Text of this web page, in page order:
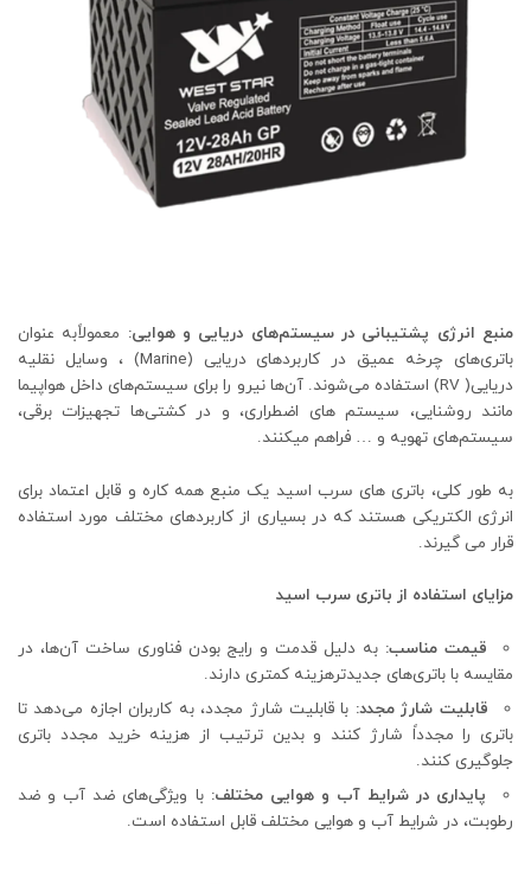
منبع انرژی پشتیبانی در سیستم‌های دریایی و هوایی: معمولاًبه عنوان
باتری‌های چرخه عمیق در کاربردهای دریایی (Marine) ، وسایل نقلیه
دریایی( RV) استفاده می‌شوند. آن‌ها نیرو را برای سیستم‌های داخل هواپیما
مانند روشنایی، سیستم های اضطراری، و در کشتی‌ها تجهیزات برقی،
سیستم‌های تهویه و … فراهم می‎کنند.
به طور کلی، باتری های سرب اسید یک منبع همه کاره و قابل اعتماد برای
انرژی الکتریکی هستند که در بسیاری از کاربردهای مختلف مورد استفاده
قرار می گیرند.
مزایای استفاده از باتری سرب اسید
قیمت مناسب: به دلیل قدمت و رایج بودن فناوری ساخت آن‌ها، در
مقایسه با باتری‌های جدیدترهزینه کمتری دارند.
قابلیت شارژ مجدد: با قابلیت شارژ مجدد، به کاربران اجازه می‌دهد تا
باتری را مجدداً شارژ کنند و بدین ترتیب از هزینه خرید مجدد باتری
جلوگیری کنند.
پایداری در شرایط آب و هوایی مختلف: با ویژگی‌های ضد آب و ضد
رطوبت، در شرایط آب و هوایی مختلف قابل استفاده است.